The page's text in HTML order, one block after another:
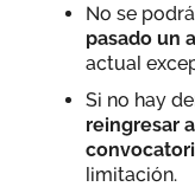
No se
pasado un
actual
Si no hay
reingresar
limitación.